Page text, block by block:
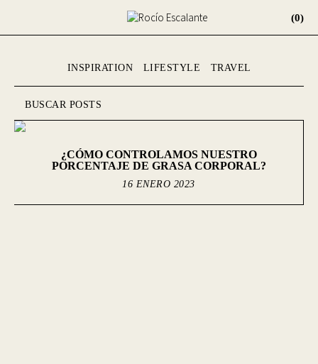
(0)
INSPIRATION LIFESTYLE TRAVEL
¿CÓMO CONTROLAMOS NUESTRO
PORCENTAJE DE GRASA CORPORAL?
16 ENERO 2023